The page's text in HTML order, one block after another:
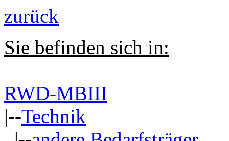
zurück
Sie befinden sich in:
RWD-MBIII
|--Technik